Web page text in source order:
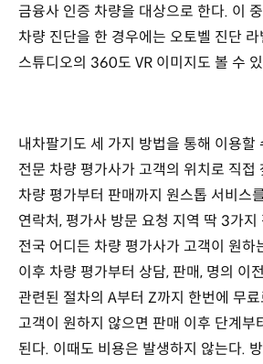
금융사 인증 차량을 대상으로 한다. 이
차량 진단을 한 경우에는 오토벨 진단
스튜디오의 360도 VR 이미지도 볼 수
내차팔기도 세 가지 방법을 통해 이용할
전문 차량 평가사가 고객의 위치로 직접
차량 평가부터 판매까지 원스톱 서비스
연락처, 평가사 방문 요청 지역 딱 3가지
전국 어디든 차량 평가사가 고객이 원하
이후 차량 평가부터 상담, 판매, 명의 이
관련된 절차의 A부터 Z까지 한번에 무
고객이 원하지 않으면 판매 이후 단계부
된다. 이때도 비용은 발생하지 않는다.